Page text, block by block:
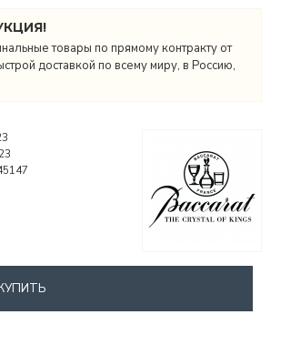
товары по прямому контракту от
доставкой по всему миру, в Россию,